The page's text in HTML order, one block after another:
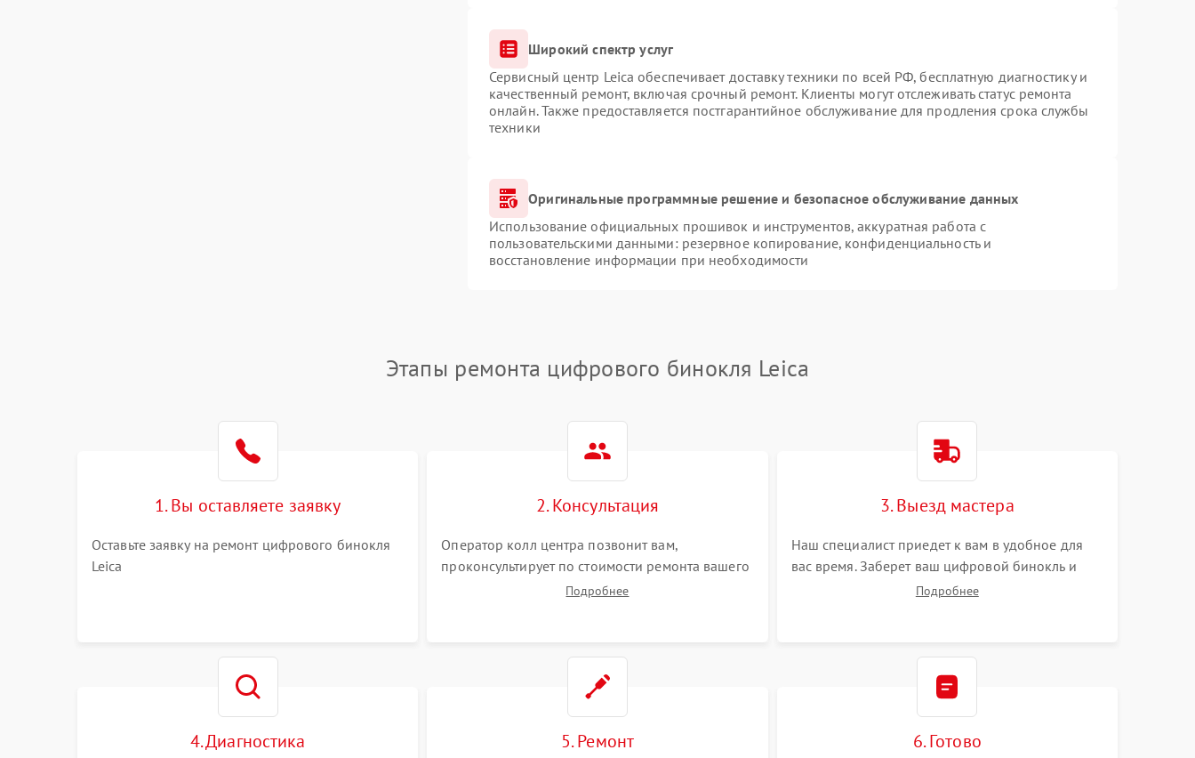
Широкий спектр услуг
Сервисный центр Leica обеспечивает доставку техники по всей РФ, бесплатную диагностику и
качественный ремонт, включая срочный ремонт. Клиенты могут отслеживать статус ремонта
онлайн. Также предоставляется постгарантийное обслуживание для продления срока службы
техники
Оригинальные программные решение и безопасное обслуживание данных
Использование официальных прошивок и инструментов, аккуратная работа с
пользовательскими данными: резервное копирование, конфиденциальность и
восстановление информации при необходимости
Этапы ремонта цифрового бинокля Leica
1. Вы оставляете заявку
Оставьте заявку на ремонт цифрового бинокля
Leica
2. Консультация
Оператор колл центра позвонит вам,
проконсультирует по стоимости ремонта вашего
цифрового бинокля а также ответит на все ваши
Подробнее
3. Выезд мастера
Наш специалист приедет к вам в удобное для
вас время. Заберет ваш цифровой бинокль и
привезет на склад для диагностики.
Подробнее
4. Диагностика 5. Ремонт 6. Готово